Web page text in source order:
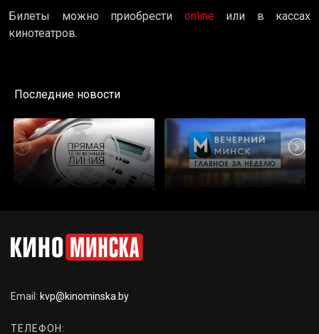
Билеты можно приобрести onlineили в кассах
кинотеатров.
Последние новости
Email: kvp@kinominska.by
ТЕЛЕФОН: